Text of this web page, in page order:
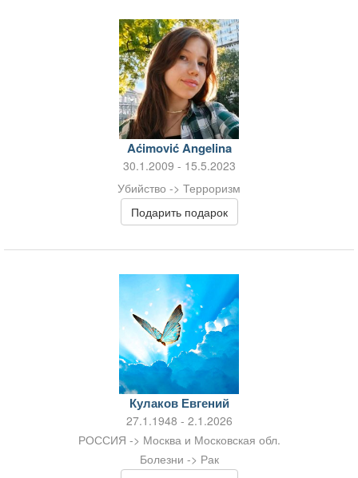
Aćimović Angelina
30.1.2009 - 15.5.2023
Убийство -> Терроризм
Подарить подарок
Кулаков Евгений
27.1.1948 - 2.1.2026
РОССИЯ -> Москва и Московская обл.
Болезни -> Рак